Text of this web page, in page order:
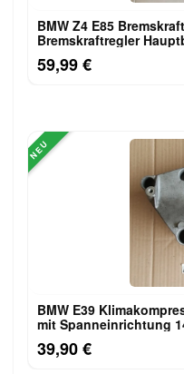
BMW Z4 E85
Bremskraftregler
59,99 €
NEU
BMW E39
mit Spanneinrichtung
39,90 €